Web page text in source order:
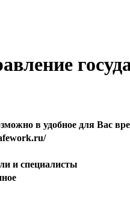
в удобное для Вас
и специалисты